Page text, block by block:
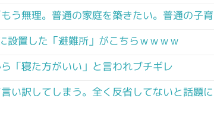
う無理。普通の家庭を築きたい。普通の子育
設置した「避難所」がこちらｗｗｗｗ
「寝た方がいい」と言われブチギレ
い訳してしまう。全く反省してないと話題に